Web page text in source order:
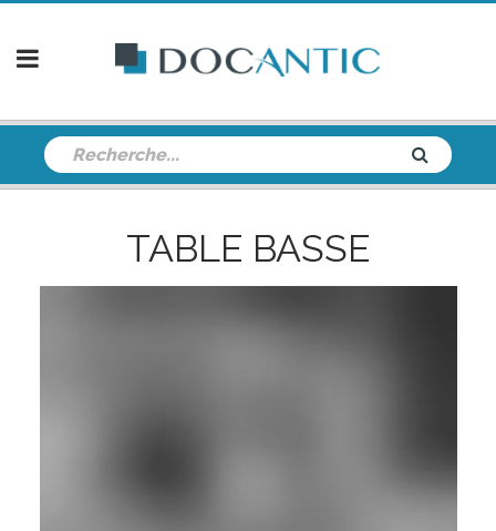
TABLE BASSE